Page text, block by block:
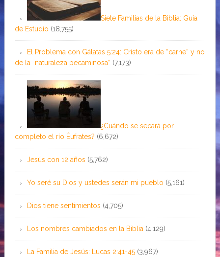
Siete Familias de la Biblia: Guía
de Estudio (18,755)
El Problema con Gálatas 5:24: Cristo era de “carne” y no
de la ¨naturaleza pecaminosa” (7,173)
¿Cuándo se secará por
completo el río Éufrates? (6,672)
Jesús con 12 años (5,762)
Yo seré su Dios y ustedes serán mi pueblo (5,161)
Dios tiene sentimientos (4,705)
Los nombres cambiados en la Biblia (4,129)
La Familia de Jesús: Lucas 2:41-45 (3,967)